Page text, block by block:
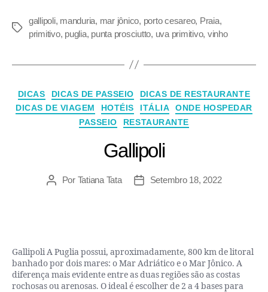
gallipoli, manduria, mar jônico, porto cesareo, Praia,
primitivo, puglia, punta prosciutto, uva primitivo, vinho
DICAS DICAS DE PASSEIO
DICAS DE RESTAURANTE
DICAS DE VIAGEM
HOTÉIS ITÁLIA
ONDE HOSPEDAR
PASSEIO
RESTAURANTE
Gallipoli
Por Tatiana Tata Setembro 18, 2022
Gallipoli A Puglia possui, aproximadamente, 800 km de litoral
banhado por dois mares: o Mar Adriático e o Mar Jônico. A
diferença mais evidente entre as duas regiões são as costas
rochosas ou arenosas. O ideal é escolher de 2 a 4 bases para